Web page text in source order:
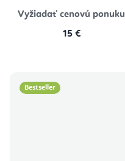
Vyžiadať cenovú ponuku
15 €
Bestseller